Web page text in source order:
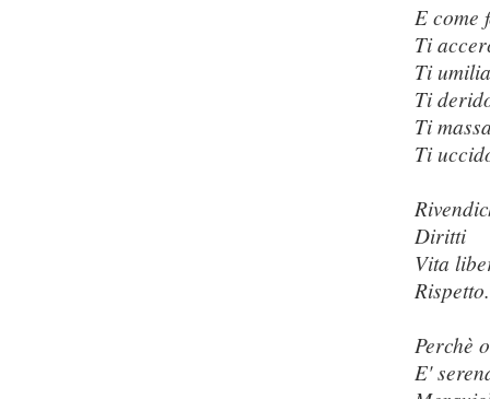
E come
Ti
Ti
Ti
Ti
Ti
Diritti
Vita
Rispetto.
Perchè
E'